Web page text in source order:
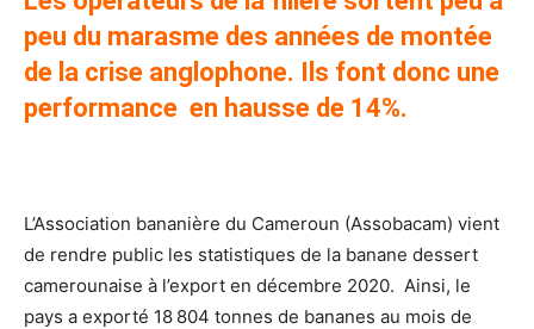
peu du marasme des années de montée
de la crise anglophone. Ils font donc une
performance en hausse de 14%.
L’Association bananière du Cameroun (Assobacam) vient
de rendre public les statistiques de la banane dessert
camerounaise à l’export en décembre 2020. Ainsi, le
pays a exporté 18 804 tonnes de bananes au mois de